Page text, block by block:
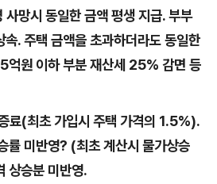
사망시 동일한 금액 평생 지급. 부부
. 주택 금액을 초과하더라도 동일한
억원 이하 부분 재산세 25% 감면 등
료(최초 가입시 주택 가격의 1.5%).
률 미반영? (최초 계산시 물가상승
상승분 미반영.